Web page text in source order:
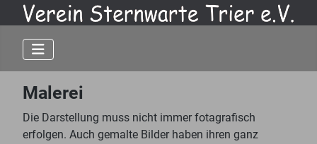
Malerei
Die Darstellung muss nicht immer fotagrafisch
erfolgen. Auch gemalte Bilder haben ihren ganz